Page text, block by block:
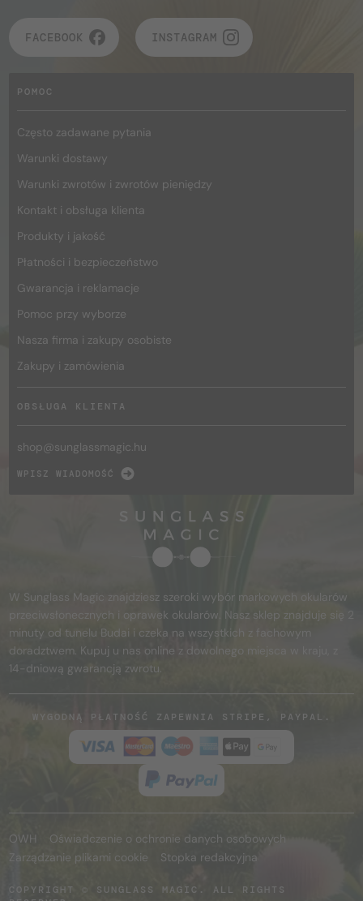
FACEBOOK INSTAGRAM
POMOC
Często zadawane pytania
Warunki dostawy
Warunki zwrotów i zwrotów pieniędzy
Kontakt i obsługa klienta
Produkty i jakość
Płatności i bezpieczeństwo
Gwarancja i reklamacje
Pomoc przy wyborze
Nasza firma i zakupy osobiste
Zakupy i zamówienia
OBSŁUGA KLIENTA
shop@sunglassmagic.hu
WPISZ WIADOMOŚĆ
W Sunglass Magic znajdziesz szeroki wybór markowych okularów
przeciwsłonecznych i oprawek okularów. Nasz sklep znajduje się 2
minuty od tunelu Budai i czeka na wszystkich z fachowym
doradztwem. Kupuj u nas online z dowolnego miejsca w kraju, z
14-dniową gwarancją zwrotu.
WYGODNĄ PŁATNOŚĆ ZAPEWNIA STRIPE, PAYPAL.
OWH
Oświadczenie o ochronie danych osobowych
Zarządzanie plikami cookie
Stopka redakcyjna
COPYRIGHT © SUNGLASS MAGIC. ALL RIGHTS